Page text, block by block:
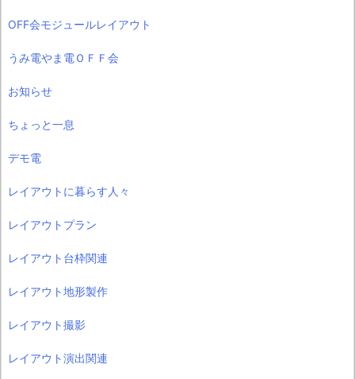
OFF会モジュールレイアウト
うみ電やま電ＯＦＦ会
お知らせ
ちょっと一息
デモ電
レイアウトに暮らす人々
レイアウトプラン
レイアウト台枠関連
レイアウト地形製作
レイアウト撮影
レイアウト演出関連